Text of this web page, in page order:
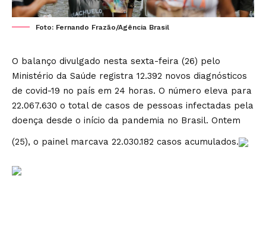
Foto: Fernando Frazão/Agência Brasil
O balanço divulgado nesta sexta-feira (26) pelo
Ministério da Saúde registra 12.392 novos diagnósticos
de covid-19 no país em 24 horas. O número eleva para
22.067.630 o total de casos de pessoas infectadas pela
doença desde o início da pandemia no Brasil. Ontem
(25), o painel marcava 22.030.182 casos acumulados.